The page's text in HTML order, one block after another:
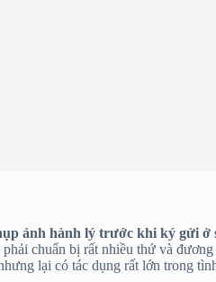
ảnh hành lý trước khi ký gửi ở
chuẩn bị rất nhiều thứ và
lại có tác dụng rất lớn trong